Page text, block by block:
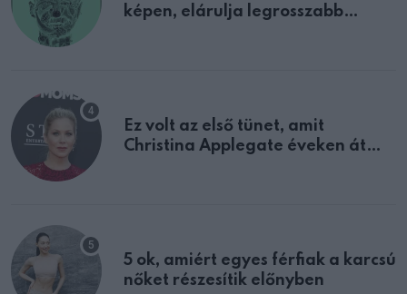
képen, elárulja legrosszabb
Ez volt az első tünet, amit
Christina Applegate éveken át
5 ok, amiért egyes férfiak a karcsú
nőket részesítik előnyben